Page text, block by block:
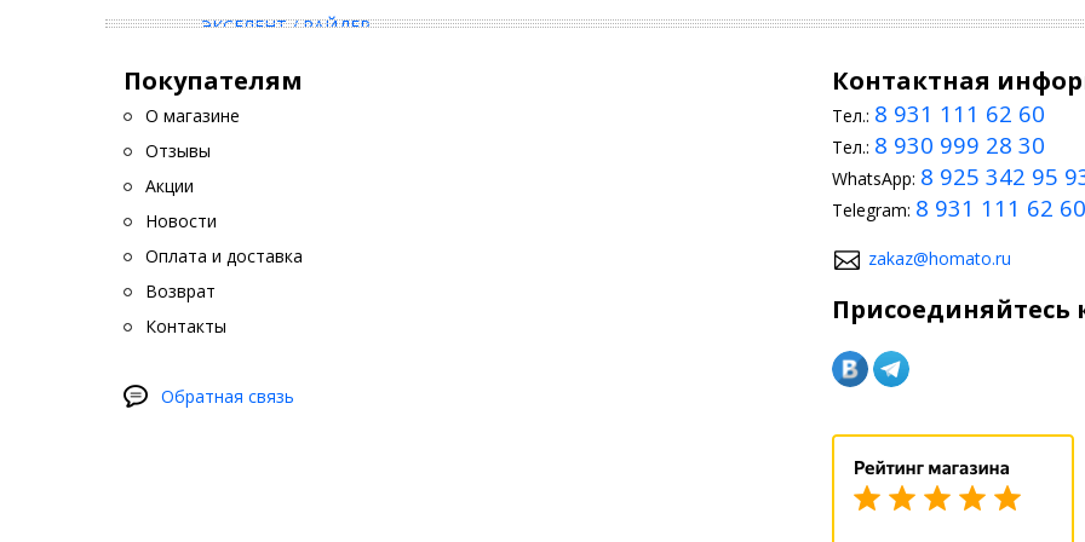
Покупателям
О магазине
Отзывы
Акции
Новости
Оплата и доставка
Возврат
Контакты
Обратная связь
Контактная
Тел.: 8 931 111 62 60
Тел.: 8 930 999 28 30
WhatsApp: 8 925 342 95
Telegram: 8 931 111 62 60
zakaz@homato.ru
Присоединяйтесь